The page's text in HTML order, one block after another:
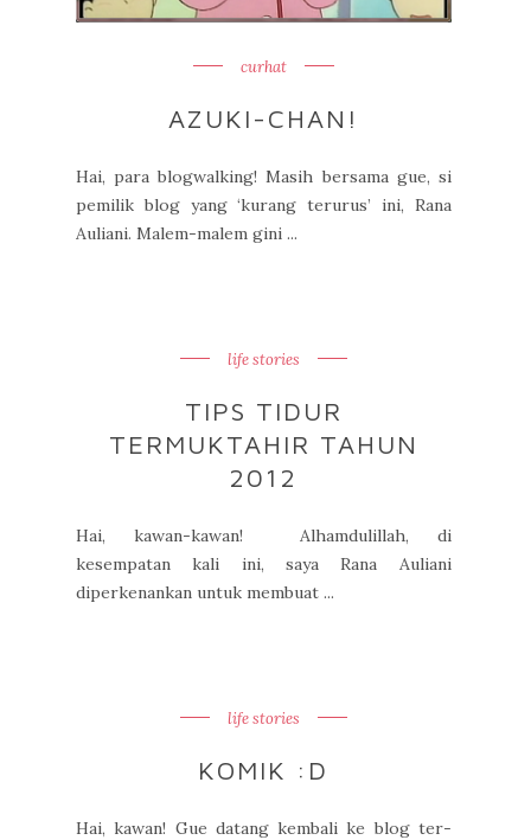
curhat
AZUKI-CHAN!
Hai, para blogwalking! Masih bersama gue, si
pemilik blog yang ‘kurang terurus’ ini, Rana
Auliani. Malem-malem gini ...
life stories
TIPS TIDUR
TERMUKTAHIR TAHUN
2012
Hai, kawan-kawan! Alhamdulillah, di
kesempatan kali ini, saya Rana Auliani
diperkenankan untuk membuat ...
life stories
KOMIK :D
Hai, kawan! Gue datang kembali ke blog ter-